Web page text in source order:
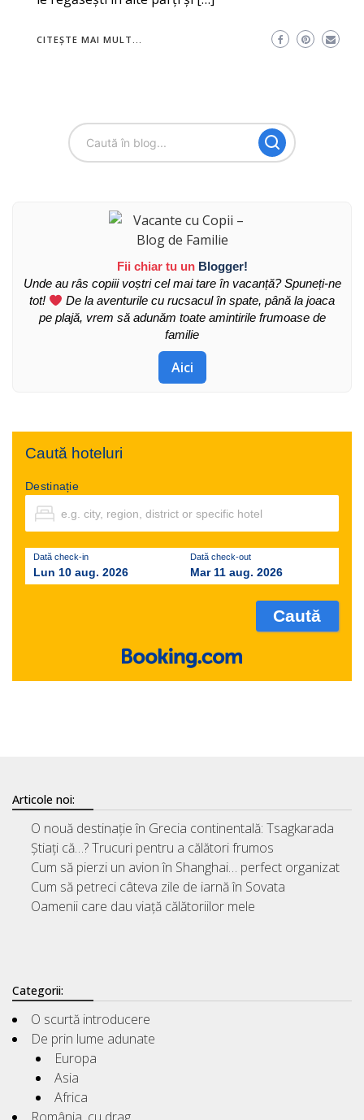
CITEȘTE MAI MULT...
Fii chiar tu un Blogger!
Unde au râs copiii voștri cel mai tare în vacanță? Spuneți-ne
tot!
De la aventurile cu rucsacul în spate, până la joaca
pe plajă, vrem să adunăm toate amintirile frumoase de
familie
Aici
Caută hoteluri
Destinație
Dată check-in
Lun 10 aug. 2026
Dată check-out
Mar 11 aug. 2026
Articole noi:
O nouă destinație în Grecia continentală: Tsagkarada
Știați că…? Trucuri pentru a călători frumos
Cum să pierzi un avion în Shanghai… perfect organizat
Cum să petreci câteva zile de iarnă în Sovata
Oamenii care dau viață călătoriilor mele
Categorii:
O scurtă introducere
De prin lume adunate
Europa
Asia
Africa